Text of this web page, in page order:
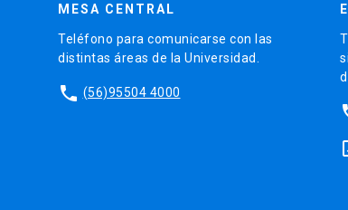
MESA CENTRAL
Teléfono para comunicarse con las
distintas áreas de la Universidad.
phone (56)95504 4000